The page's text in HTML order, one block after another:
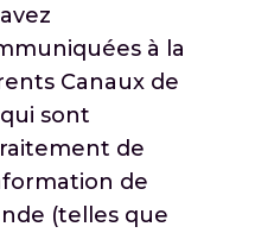
à la
Canaux de
sont
de
de
(telles que